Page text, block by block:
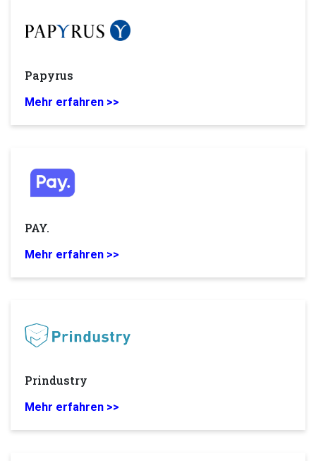
Papyrus
Mehr erfahren >>
PAY.
Mehr erfahren >>
Prindustry
Mehr erfahren >>